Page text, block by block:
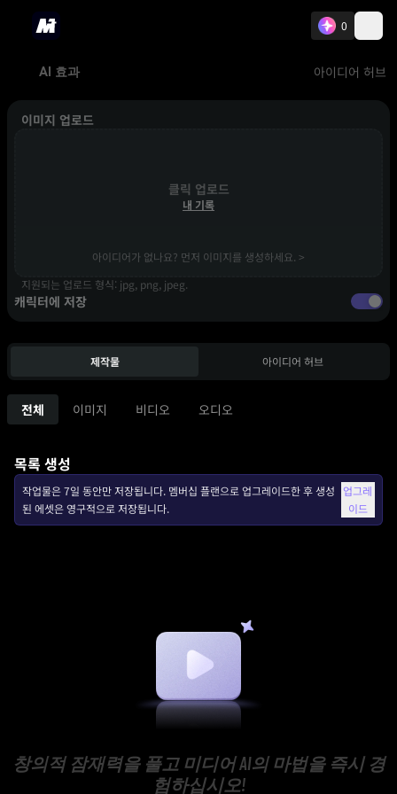
0
AI 효과 아이디어 허브
이미지 업로드
클릭 업로드
내 기록
아이디어가 없나요? 먼저 이미지를 생성하세요. >
지원되는 업로드 형식: jpg, png, jpeg.
캐릭터에 저장
제작물 아이디어 허브
전체 이미지 비디오 오디오
목록 생성
작업물은 7일 동안만 저장됩니다. 멤버십 플랜으로 업그레이드한 후 생성
된 에셋은 영구적으로 저장됩니다.
업그레
이드
창의적 잠재력을 풀고 미디어 AI의 마법을 즉시 경
험하십시오!